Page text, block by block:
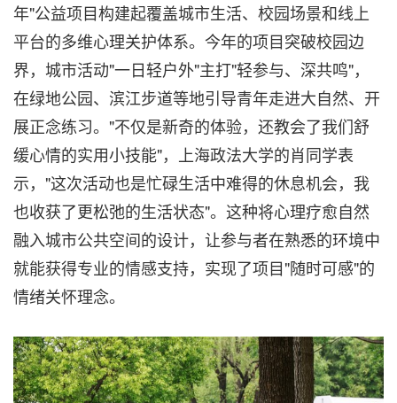
年"公益项目构建起覆盖城市生活、校园场景和线上
平台的多维心理关护体系。今年的项目突破校园边
界，城市活动"一日轻户外"主打"轻参与、深共鸣"，
在绿地公园、滨江步道等地引导青年走进大自然、开
展正念练习。"不仅是新奇的体验，还教会了我们舒
缓心情的实用小技能"，上海政法大学的肖同学表
示，"这次活动也是忙碌生活中难得的休息机会，我
也收获了更松弛的生活状态"。这种将心理疗愈自然
融入城市公共空间的设计，让参与者在熟悉的环境中
就能获得专业的情感支持，实现了项目"随时可感"的
情绪关怀理念。